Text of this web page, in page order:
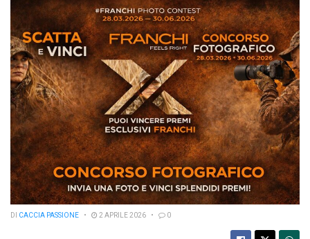
DI CACCIA PASSIONE 2 APRILE 2026 0